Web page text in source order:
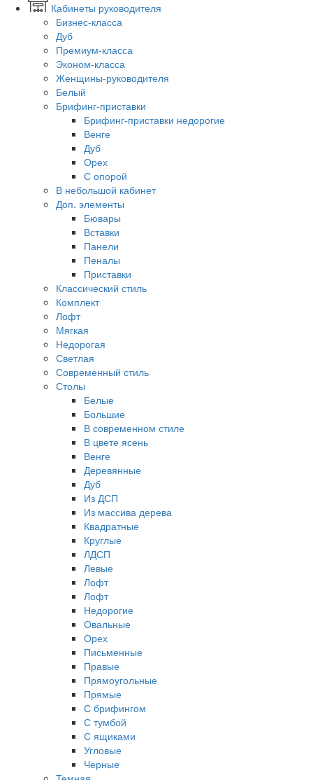
Кабинеты руководителя
Бизнес-класса
Дуб
Премиум-класса
Эконом-класса
Женщины-руководителя
Белый
Брифинг-приставки
Брифинг-приставки недорогие
Венге
Дуб
Орех
С опорой
В небольшой кабинет
Доп. элементы
Бювары
Вставки
Панели
Пеналы
Приставки
Классический стиль
Комплект
Лофт
Мягкая
Недорогая
Светлая
Современный стиль
Столы
Белые
Большие
В современном стиле
В цвете ясень
Венге
Деревянные
Дуб
Из ДСП
Из массива дерева
Квадратные
Круглые
ЛДСП
Левые
Лофт
Лофт
Недорогие
Овальные
Орех
Письменные
Правые
Прямоугольные
Прямые
С брифингом
С тумбой
С ящиками
Угловые
Черные